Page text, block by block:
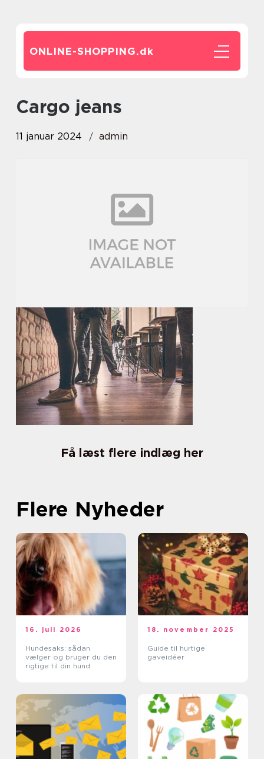
ONLINE-SHOPPING.dk
cargo jeans
11 januar 2024 admin
Få læst flere indlæg her
Flere Nyheder
16. juli 2026
Hundesaks: sådan
vælger og bruger du den
rigtige til din hund
18. november 2025
Guide til hurtige
gaveidéer